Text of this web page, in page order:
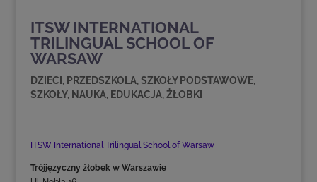
ITSW INTERNATIONAL
TRILINGUAL SCHOOL OF
WARSAW
DZIECI , PRZEDSZKOLA,SZKOŁY PODSTAWOWE,
SZKOŁY, NAUKA, EDUKACJA,ŻŁOBKI
ITSW International Trilingual School of Warsaw
Trójjęzyczny żłobek w Warszawie